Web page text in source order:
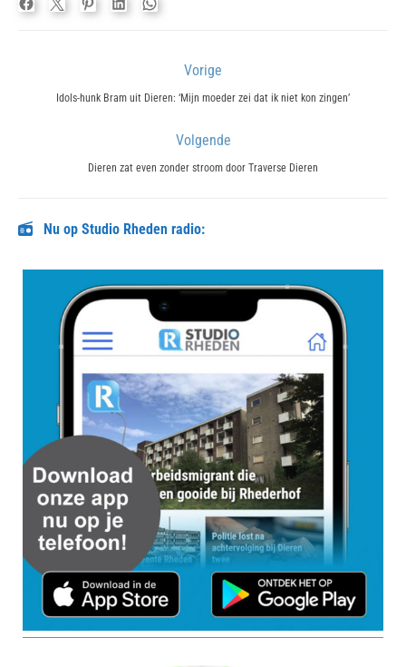
navigatie
Vorige
Previous
Idols-hunk Bram uit Dieren: ‘Mijn moeder zei dat ik niet kon zingen’
Volgende
Next
Dieren zat even zonder stroom door Traverse Dieren
Nu op Studio Rheden radio: